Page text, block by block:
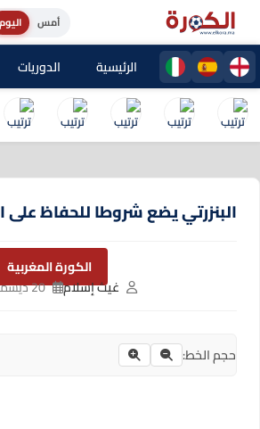
اليوم
الرئيسية الدوريات
البنزرتي يضع شروطا للحفاظ على
الكورة المغربية
غيث إسلام
20 ديسمبر 2018
حجم الخط: